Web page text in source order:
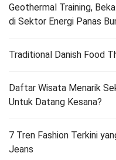
Geothermal Training,
di Sektor Energi Panas
Traditional Danish Food
Daftar Wisata Menarik
Untuk Datang Kesana?
7 Tren Fashion Terkini
Jeans